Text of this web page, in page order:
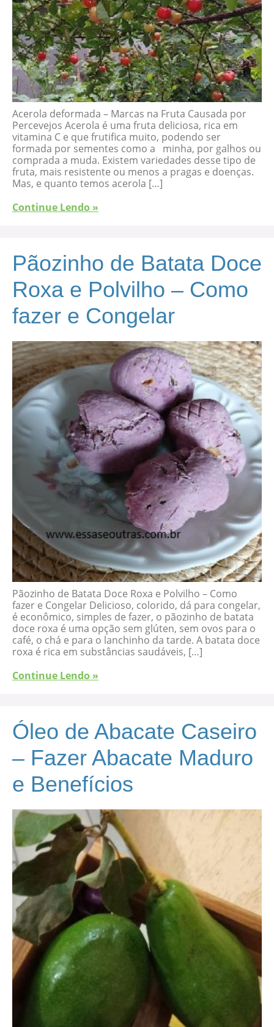
Acerola deformada – Marcas na Fruta Causada por
Percevejos Acerola é uma fruta deliciosa, rica em
vitamina C e que frutifica muito, podendo ser
formada por sementes como a minha, por galhos ou
comprada a muda. Existem variedades desse tipo de
fruta, mais resistente ou menos a pragas e doenças.
Mas, e quanto temos acerola […]
Continue Lendo »
Pãozinho de Batata Doce
Roxa e Polvilho – Como
fazer e Congelar
Pãozinho de Batata Doce Roxa e Polvilho – Como
fazer e Congelar Delicioso, colorido, dá para congelar,
é econômico, simples de fazer, o pãozinho de batata
doce roxa é uma opção sem glúten, sem ovos para o
café, o chá e para o lanchinho da tarde. A batata doce
roxa é rica em substâncias saudáveis, […]
Continue Lendo »
Óleo de Abacate Caseiro
– Fazer Abacate Maduro
e Benefícios